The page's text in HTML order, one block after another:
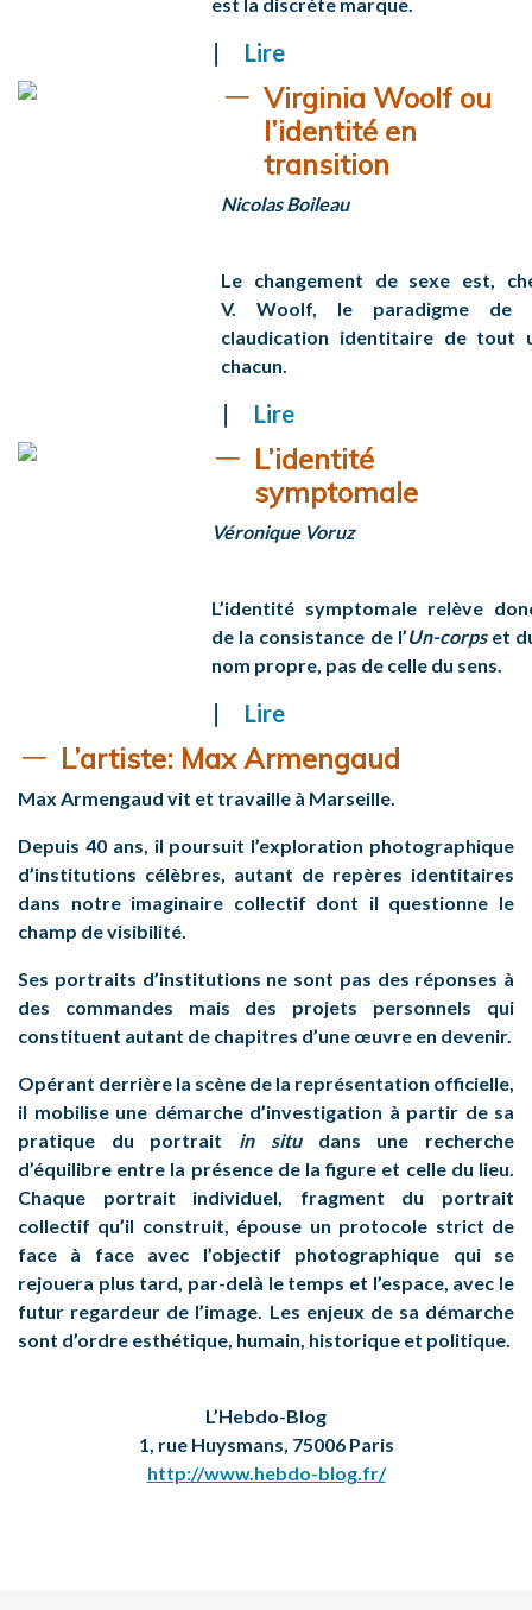
Lire
Virginia Woolf ou
l’identité en
transition
Nicolas Boileau
Le changement de sexe est,
V. Woolf, le paradigme de
claudication identitaire de tout
chacun.
Lire
L’identité
symptomale
Véronique Voruz
L’identité symptomale relève
de la consistance de l’Un-corpset
nom propre, pas de celle du sens.
Lire
L’artiste: Max Armengaud
Max Armengaud vit et travaille à Marseille.
Depuis 40 ans, il poursuit l’exploration photographique
d’institutions célèbres, autant de repères identitaires
dans notre imaginaire collectif dont il questionne le
champ de visibilité.
Ses portraits d’institutions ne sont pas des réponses à
des commandes mais des projets personnels qui
constituent autant de chapitres d’une œuvre en devenir.
Opérant derrière la scène de la représentation officielle,
il mobilise une démarche d’investigation à partir de sa
pratique du portrait in situdans une recherche
d’équilibre entre la présence de la figure et celle du lieu.
Chaque portrait individuel, fragment du portrait
collectif qu’il construit, épouse un protocole strict de
face à face avec l’objectif photographique qui se
rejouera plus tard, par-delà le temps et l’espace, avec le
futur regardeur de l’image. Les enjeux de sa démarche
sont d’ordre esthétique, humain, historique et politique.
L’Hebdo-Blog
1, rue Huysmans, 75006 Paris
http://www.hebdo-blog.fr/